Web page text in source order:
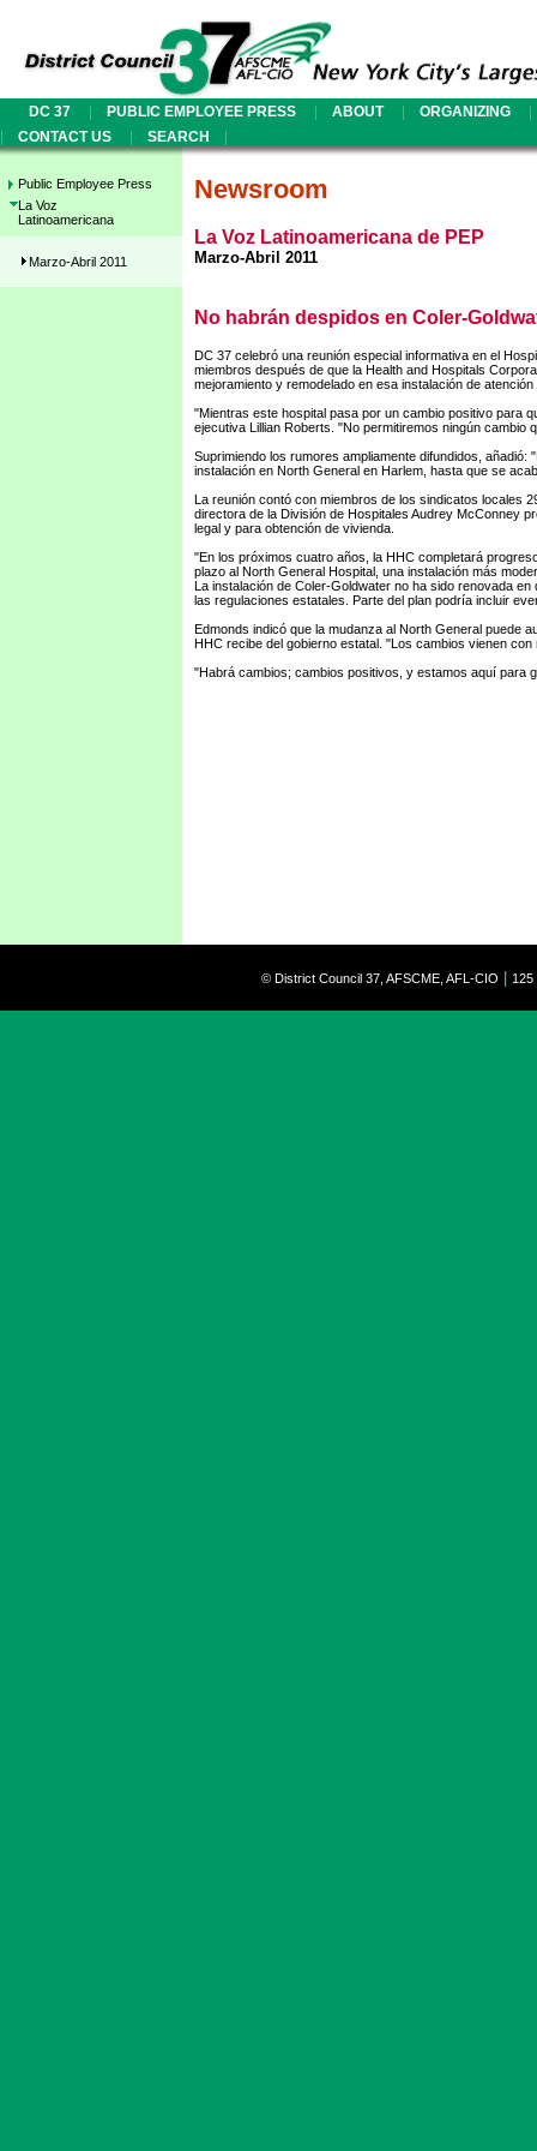
DC 37 | PUBLIC EMPLOYEE PRESS | ABOUT | ORGANIZING
|
|
CONTACT US | SEARCH |
Public Employee Press
La Voz
Latinoamericana
Marzo-Abril 2011
Newsroom
La Voz Latinoamericana de PEP
Marzo-Abril 2011
No habrán despidos en Coler-
DC 37 celebró una reunión especial informativa en el
miembros después de que la Health and Hospitals
mejoramiento y remodelado en esa instalación de
"Mientras este hospital pasa por un cambio positivo para
ejecutiva Lillian Roberts. "No permitiremos ningún
Suprimiendo los rumores ampliamente difundidos,
instalación en North General en Harlem, hasta que se
La reunión contó con miembros de los sindicatos locales
directora de la División de Hospitales Audrey McConney
legal y para obtención de vivienda.
"En los próximos cuatro años, la HHC completará
plazo al North General Hospital, una instalación más
La instalación de Coler-Goldwater no ha sido renovada
las regulaciones estatales. Parte del plan podría incluir
Edmonds indicó que la mudanza al North General puede
HHC recibe del gobierno estatal. "Los cambios vienen
"Habrá cambios; cambios positivos, y estamos aquí para
© District Council 37, AFSCME, AFL-CIO 125